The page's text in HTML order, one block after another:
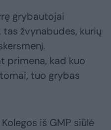
grybautojai
žvynabudes, kurių
primena, kad kuo
tuo grybas
iš GMP siūlė